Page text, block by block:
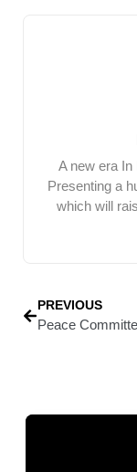
A new era
Presenting a
which will
PREVIOUS